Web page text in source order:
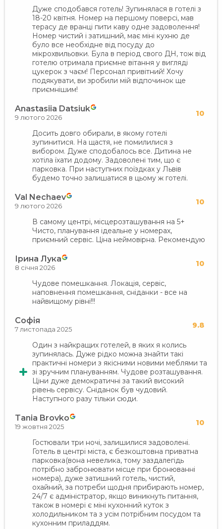
Дуже сподобався готель! Зупинялася в готелі з
18-20 квітня. Номер на першому поверсі, мав
терасу де вранці пити каву одне задоволення!
Номер чистий і затишний, має міні кухню де
було все необхідне від посуду до
мікрохвильовки. Була в період свого ДН, тож від
готелю отримала приємне вітання у вигляді
цукерок з чаєм! Персонал привітний! Хочу
подякувати, ви зробили мій відпочинок ще
приємнішим!
Anastasiia Datsiuk 10
9 лютого 2026
Досить довго обирали, в якому готелі
зупинитися. На щастя, не помилилися з
вибором. Дуже сподобалось все. Дитина не
хотіла їхати додому. Задоволені тим, що є
парковка. При наступних поїздках у Львів
будемо точно залишатися в цьому ж готелі.
Val Nechaev 10
9 лютого 2026
В самому центрі, місцерозташування на 5+
Чисто, планування ідеальне у номерах,
приємний сервіс. Ціна неймовірна. Рекомендую
Ірина Лука 10
8 січня 2026
Чудове помешкання. Локація, сервіс,
наповнення помешкання, сніданки - все на
найвищому рівні!!!
Софія 9.8
7 листопада 2025
Один з найкращих готелей, в яких я колись
зупинялась. Дуже рідко можна знайти такі
практичні номери з якісними новими меблями та
зі зручним плануванням. Чудове розташування.
Ціни дуже демократичні за такий високий
рівень сервісу. Сніданок був чудовий.
Наступного разу тільки сюди.
Tania Brovko 10
19 жовтня 2025
Гостювали три ночі, залишилися задоволені.
Готель в центрі міста, є безкоштовна приватна
парковка(вона невелика, тому заздалегідь
потрібно забронювати місце при бронюванні
номера), дуже затишний готель, чистий,
охайний, за потреби щодня прибирають номер,
24/7 є адміністратор, якщо виникнуть питання,
також в номері є міні кухонний куток з
холодильником та з усім потрібним посудом та
кухонним приладдям.